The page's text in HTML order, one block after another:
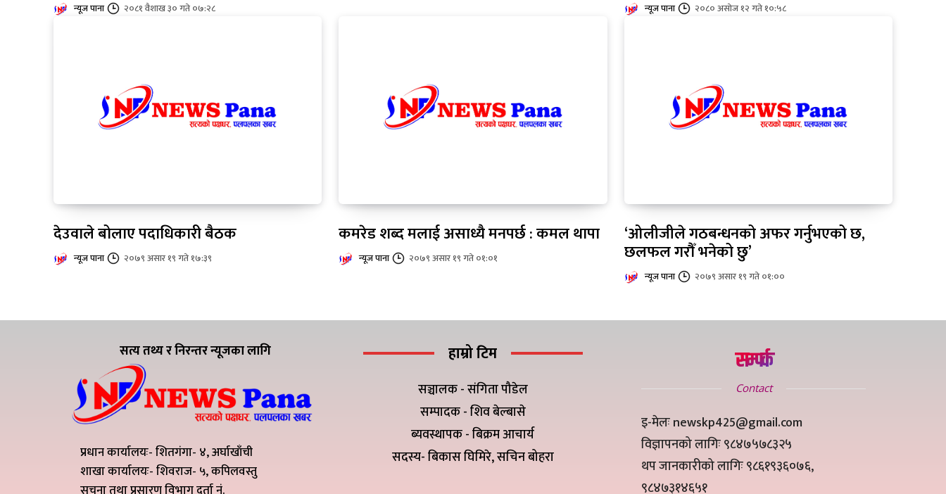
न्यूज पाना २०८१ वैशाख ३० गते ०७:२८ न्यूज पाना २०८० असोज १२ गते १०:५८
देउवाले बोलाए पदाधिकारी बैठक
न्यूज पाना २०७९ असार १९ गते १७:३९
कमरेड शब्द मलाई असाध्यै मनपर्छ : कमल थापा
न्यूज पाना २०७९ असार १९ गते ०१:०१
‘ओलीजीले गठबन्धनको अफर गर्नुभएको छ,
छलफल गरौँ भनेको छु’
न्यूज पाना २०७९ असार १९ गते ०१:००
सत्य तथ्य र निरन्तर न्यूजका लागि
प्रधान कार्यालयः- शितगंगा- ४, अर्घाखाँची
शाखा कार्यालयः- शिवराज- ५, कपिलवस्तु
हाम्रो टिम
सञ्चालक - संगिता पौडेल
सम्पादक - शिव बेल्बासे
ब्यवस्थापक - बिक्रम आचार्य
सदस्य- बिकास घिमिरे, सचिन बोहरा
सम्पर्क
Contact
इ-मेलः newskp425@gmail.com
विज्ञापनको लागिः ९८४७५७८३२५
थप जानकारीको लागिः ९८६१९३६०७६,
९८४७३१४६५१